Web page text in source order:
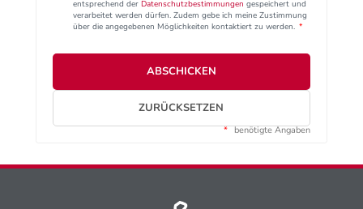
entsprechend der Datenschutzbestimmungen gespeichert und
verarbeitet werden dürfen. Zudem gebe ich meine Zustimmung
über die angegebenen Möglichkeiten kontaktiert zu werden. *
ABSCHICKEN
ZURÜCKSETZEN
* benötigte Angaben